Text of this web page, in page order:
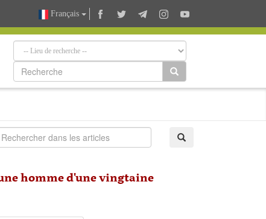
Français
homme d'une vingtaine